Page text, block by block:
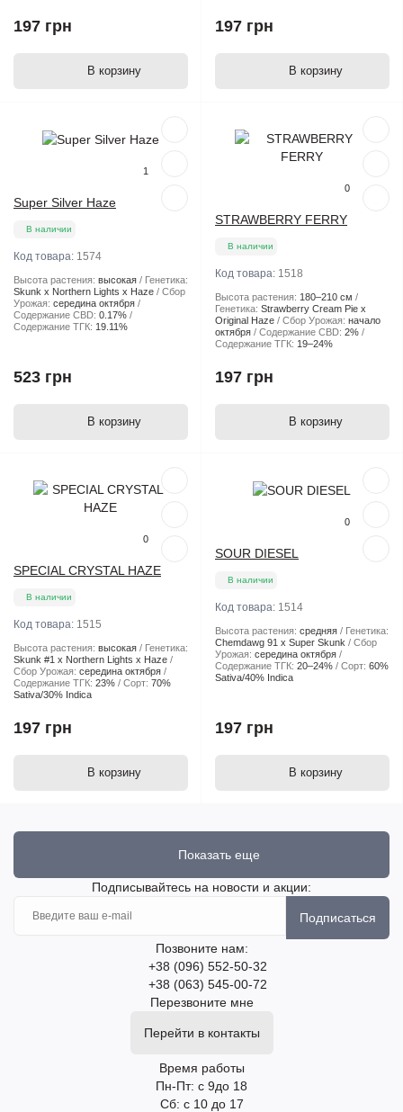
197 грн
В корзину
197 грн
В корзину
1
Super Silver Haze
В наличии
Код товара: 1574
Высота растения: высокая
Генетика:
Skunk x Northern Lights x Haze
Сбор
Урожая: середина октября
Содержание CBD: 0.17%
Содержание ТГК: 19.11%
523 грн
В корзину
0
STRAWBERRY FERRY
В наличии
Код товара: 1518
Высота растения: 180–210 см
Генетика: Strawberry Cream Pie x
Original Haze
Сбор Урожая: начало
октября
Содержание CBD: 2%
Содержание ТГК: 19–24%
197 грн
В корзину
0
SPECIAL CRYSTAL HAZE
В наличии
Код товара: 1515
Высота растения: высокая
Генетика:
Skunk #1 x Northern Lights x Haze
Сбор Урожая: середина октября
Содержание ТГК: 23% Сорт: 70%
Sativa/30% Indica
197 грн
В корзину
0
SOUR DIESEL
В наличии
Код товара: 1514
Высота растения: средняя
Генетика:
Chemdawg 91 x Super Skunk
Сбор
Урожая: середина октября
Содержание ТГК: 20–24% Сорт: 60%
Sativa/40% Indica
197 грн
В корзину
Показать еще
Подписывайтесь на новости и акции:
Подписаться
Позвоните нам:
+38 (096) 552-50-32
+38 (063) 545-00-72
Перезвоните мне
Перейти в контакты
Время работы
Пн-Пт: с 9до 18
Сб: с 10 до 17